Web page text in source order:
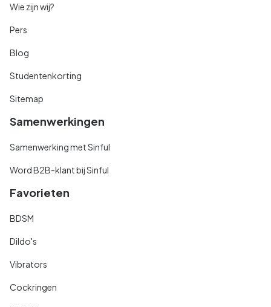
Wie zijn wij?
Pers
Blog
Studentenkorting
Sitemap
Samenwerkingen
Samenwerking met Sinful
Word B2B-klant bij Sinful
Favorieten
BDSM
Dildo's
Vibrators
Cockringen